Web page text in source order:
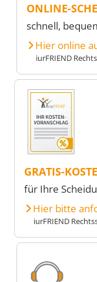
ONLINE-
schnell,
Hier online
iurFRIEND
GRATIS-
für Ihre
Hier bitte
iurFRIEND